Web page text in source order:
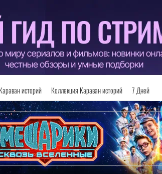
Караван историй Коллекция Караван историй 7 Дней